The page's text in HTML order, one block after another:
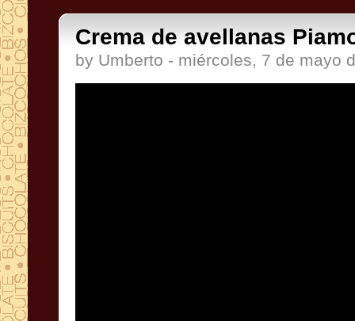
Crema de avellanas
by Umberto - miércoles, 7 de mayo